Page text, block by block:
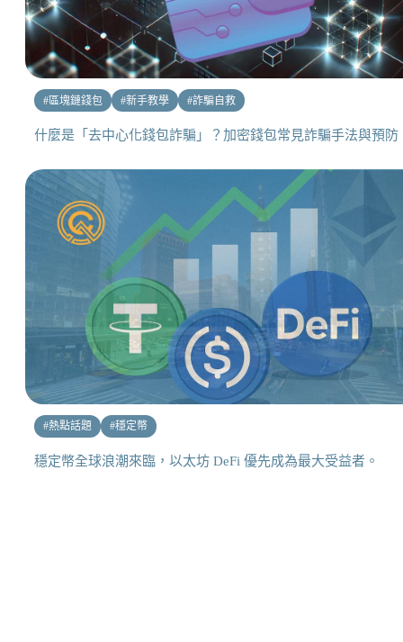
#區塊鏈錢包 #新手教學 #詐騙自救
什麼是「去中心化錢包詐騙」？加密錢包常見詐騙手法與預防
#熱點話題 #穩定幣
穩定幣全球浪潮來臨，以太坊 DeFi 優先成為最大受益者。